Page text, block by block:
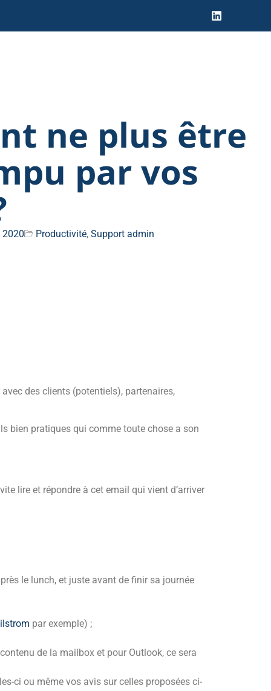
ne plus être
par vos
2020 Productivité, Support admin
des clients (potentiels), partenaires,
bien pratiques qui comme toute chose a son
lire et répondre à cet email qui vient d’arriver
le lunch, et juste avant de finir sa journée
par exemple) ;
de la mailbox et pour Outlook, ce sera
ci ou même vos avis sur celles proposées ci-